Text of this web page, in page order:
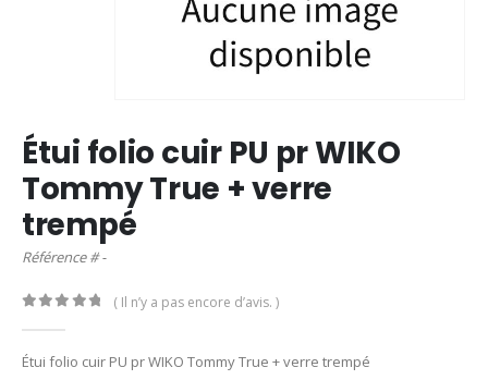
Étui folio cuir PU pr WIKO
Tommy True + verre
trempé
Référence # -
( Il n’y a pas encore d’avis. )
Étui folio cuir PU pr WIKO Tommy True + verre trempé